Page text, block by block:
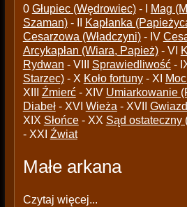
0 Głupiec (Wędrowiec)- I
Mag
Szaman)- II Kapłanka
Cesarzowa (Władczyni)- IV
Arcykapłan (Wiara, Papież)- VI
Rydwan - VIII Sprawiedliwość-
Starzec)- X Koło fortuny- XI
XIII Źmierć- XIV Umiarkowanie
Diabeł- XVI Wieża - XVII
XIX Słońce- XX Sąd ostateczny
- XXI Źwiat
Małe arkana
Czytaj więcej...